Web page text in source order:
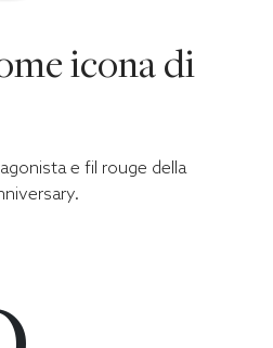
icona di
e fil rouge della